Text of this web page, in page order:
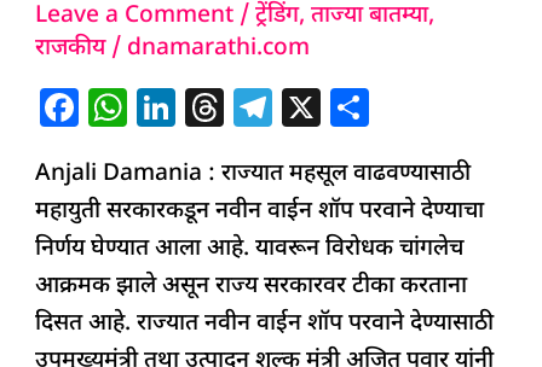
Leave a Comment /ट्रेंडिंग,ताज्या बातम्या,
राजकीय/ dnamarathi.com
F
c
e
b
o
o
W
at
s
A
p
p
Li
k
e
dI
n
T
re
a
d
s
T
e
g
ra
m
X
ar
e
Anjali Damania : राज्यात महसूल वाढवण्यासाठी
महायुती सरकारकडून नवीन वाईन शॉप परवाने देण्याचा
निर्णय घेण्यात आला आहे. यावरून विरोधक चांगलेच
आक्रमक झाले असून राज्य सरकारवर टीका करताना
दिसत आहे. राज्यात नवीन वाईन शॉप परवाने देण्यासाठी
गडगंज
करण्यासाठी?
अंजली
दमानियांचा
CM
फडणवीसांना
प्रश्न